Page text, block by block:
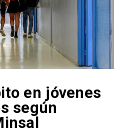
en jóvenes
según